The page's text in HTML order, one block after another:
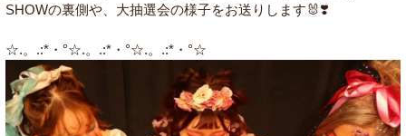
SHOWの裏側や、大抽選会の様子をお送りします🐰❣️
☆.。.:*・°☆.。.:*・°☆.。.:*・°☆